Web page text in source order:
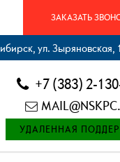
ЗАКАЗАТЬ
ул. Зыряновская,
+7 (383) 2-
УДАЛЕННАЯ